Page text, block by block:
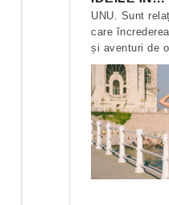
UNU. Sunt
care
și aventuri de